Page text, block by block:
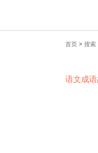
首页 > 搜索
语文成